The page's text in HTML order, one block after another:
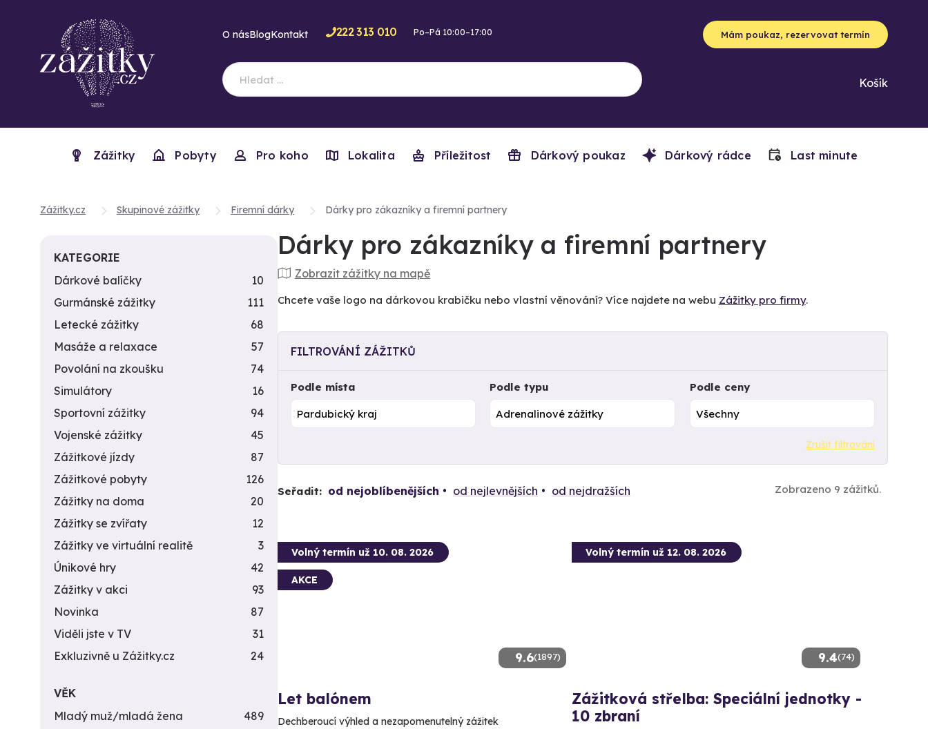
O násBlogKontakt 222 313 010 Po–Pá 10:00–17:00 Mám poukaz, rezervovat termín
Košík
Zážitky Pobyty Pro koho Lokalita Příležitost Dárkový poukaz Dárkový rádce Last minute
Zážitky.cz Skupinové zážitky Firemní dárky Dárky pro zákazníky a firemní partnery
Dárky pro zákazníky a firemní partnery
Zobrazit zážitky na mapě
Chcete vaše logo na dárkovou krabičku nebo vlastní věnování? Více najdete na webu Zážitky pro firmy.
FILTROVÁNÍ ZÁŽITKŮ
Podle místa Podle typu Podle ceny
Zrušit filtrování
Seřadit: od nejoblíbenějších od nejlevnějších od nejdražších Zobrazeno 9 zážitků.
9.6(1897)
Volný termín už 10. 08. 2026
AKCE
Let balónem
Dechberoucí výhled a nezapomenutelný zážitek
9.4(74)
Volný termín už 12. 08. 2026
Zážitková střelba: Speciální jednotky -
10 zbraní
KATEGORIE
Dárkové balíčky
10
Gurmánské zážitky
111
Letecké zážitky
68
Masáže a relaxace
57
Povolání na zkoušku
74
Simulátory
16
Sportovní zážitky
94
Vojenské zážitky
45
Zážitkové jízdy
87
Zážitkové pobyty
126
Zážitky na doma
20
Zážitky se zvířaty
12
Zážitky ve virtuální realitě
3
Únikové hry
42
Zážitky v akci
93
Novinka
87
Viděli jste v TV
31
Exkluzivně u Zážitky.cz
24
VĚK
Mladý muž/mladá žena
489